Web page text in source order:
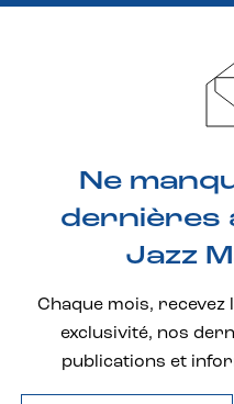
Ne
dernières
Jazz
Chaque mois,
exclusivité, nos
publications et